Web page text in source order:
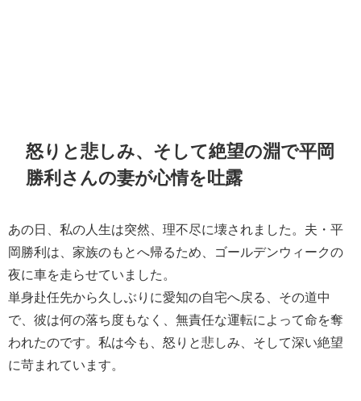
怒りと悲しみ、そして絶望の淵で平岡
勝利さんの妻が心情を吐露
あの日、私の人生は突然、理不尽に壊されました。夫・平
岡勝利は、家族のもとへ帰るため、ゴールデンウィークの
夜に車を走らせていました。
単身赴任先から久しぶりに愛知の自宅へ戻る、その道中
で、彼は何の落ち度もなく、無責任な運転によって命を奪
われたのです。私は今も、怒りと悲しみ、そして深い絶望
に苛まれています。